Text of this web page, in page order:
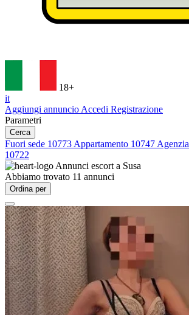
18+
it
Aggiungi annuncio Accedi Registrazione
Parametri
Cerca
Fuori sede 10773 Appartamento 10747 Agenzia
10722
Annunci escort a Susa
Abbiamo trovato 11 annunci
Ordina per